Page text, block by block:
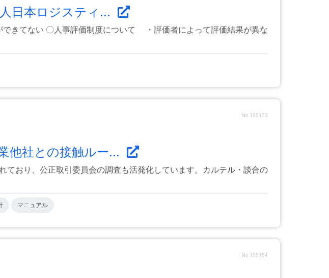
日本ロジスティ...
きてない 〇人事評価制度について ・評価者によって評価結果が異な
No.155172
他社との接触ルー...
おり、公正取引委員会の調査も活発化しています。カルテル・談合の
マニュアル
No.155154